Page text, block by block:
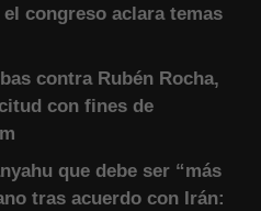
congreso aclara temas
contra Rubén Rocha,
con fines de
que debe ser “más
tras acuerdo con Irán: